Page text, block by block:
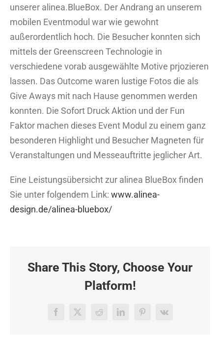
unserer alinea.BlueBox. Der Andrang an unserem
mobilen Eventmodul war wie gewohnt
außerordentlich hoch. Die Besucher konnten sich
mittels der Greenscreen Technologie in
verschiedene vorab ausgewählte Motive prjozieren
lassen. Das Outcome waren lustige Fotos die als
Give Aways mit nach Hause genommen werden
konnten. Die Sofort Druck Aktion und der Fun
Faktor machen dieses Event Modul zu einem ganz
besonderen Highlight und Besucher Magneten für
Veranstaltungen und Messeauftritte jeglicher Art.
Eine Leistungsübersicht zur alinea BlueBox finden
Sie unter folgendem Link: www.alinea-
design.de/alinea-bluebox/
Share This Story, Choose Your
Platform!
Facebook
X RedditLinkedInPinterest
Vk